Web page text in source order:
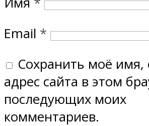
Email *
Сохранить моё имя,
адрес сайта в этом
последующих моих
комментариев.